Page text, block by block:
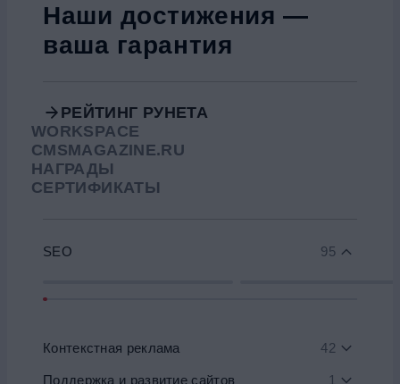
Наши достижения —
ваша гарантия
РЕЙТИНГ РУНЕТА
WORKSPACE
CMSMAGAZINE.RU
НАГРАДЫ
СЕРТИФИКАТЫ
SEO 95
Контекстная реклама 42
Поддержка и развитие сайтов 1